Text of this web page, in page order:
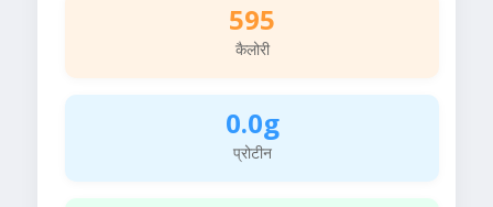
595
कैलोरी
0.0g
प्रोटीन